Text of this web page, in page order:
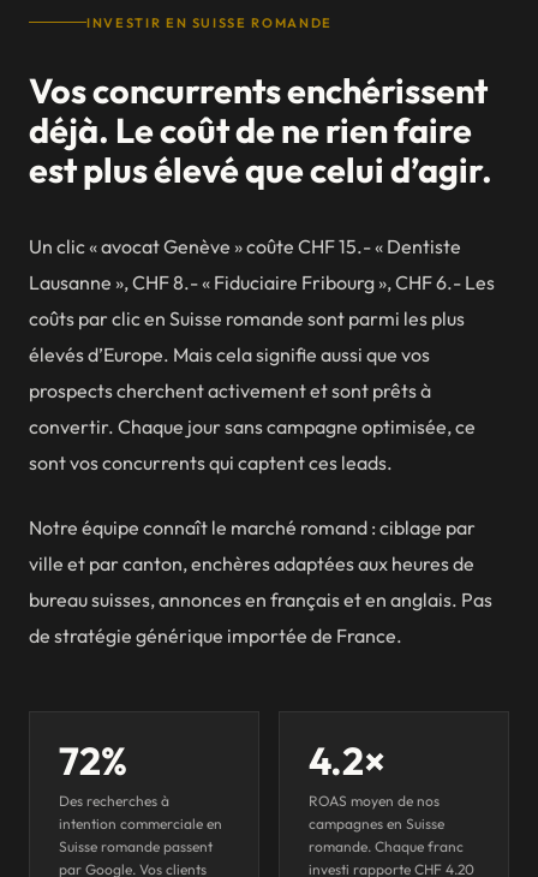
INVESTIR EN SUISSE ROMANDE
Vos concurrents enchérissent
déjà. Le coût de ne rien faire
est plus élevé que celui d’agir.
Un clic « avocat Genève » coûte CHF 15.- « Dentiste
Lausanne », CHF 8.- « Fiduciaire Fribourg », CHF 6.- Les
coûts par clic en Suisse romande sont parmi les plus
élevés d’Europe. Mais cela signifie aussi que vos
prospects cherchent activement et sont prêts à
convertir. Chaque jour sans campagne optimisée, ce
sont vos concurrents qui captent ces leads.
Notre équipe connaît le marché romand : ciblage par
ville et par canton, enchères adaptées aux heures de
bureau suisses, annonces en français et en anglais. Pas
de stratégie générique importée de France.
72%
Des recherches à
intention commerciale en
Suisse romande passent
par Google. Vos clients
4.2×
ROAS moyen de nos
campagnes en Suisse
romande. Chaque franc
investi rapporte CHF 4.20
AGENCE WEB
Genève
Nyon
Morges
Fribourg
Sion